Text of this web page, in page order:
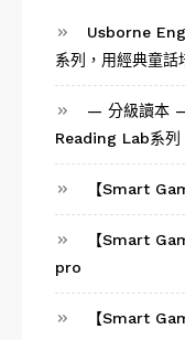
Usborne
系列，用經典童話
— 分級讀本
Reading Lab系列
【Smart
【Smart
pro
【Smart